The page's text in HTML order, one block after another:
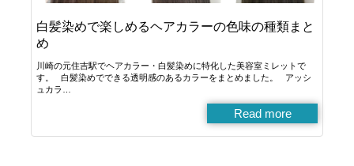
白髪染めで楽しめるヘアカラーの色味の種類まと
め
川崎の元住吉駅でヘアカラー・白髪染めに特化した美容室ミレットで
す。 白髪染めでできる透明感のあるカラーをまとめました。 アッシ
ュカラ…
Read more